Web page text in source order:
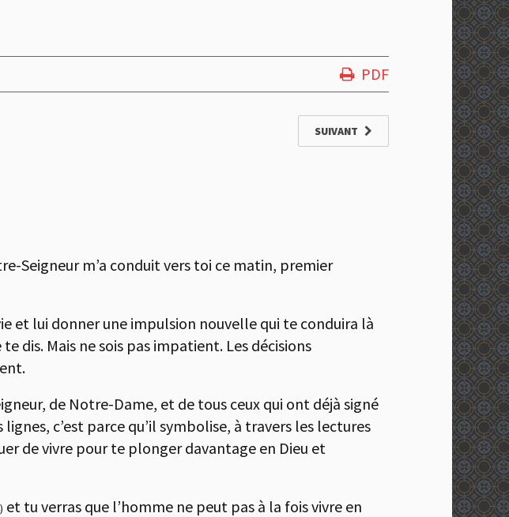
PDF
SUIVANT
Seigneur m’a conduit vers toi ce matin, premier
et lui donner une impulsion nouvelle qui te conduira là
dis. Mais ne sois pas impatient. Les décisions
de Notre-Dame, et de tous ceux qui ont déjà signé
c’est parce qu’il symbolise, à travers les lectures
de vivre pour te plonger davantage en Dieu et
et tu verras que l’homme ne peut pas à la fois vivre en